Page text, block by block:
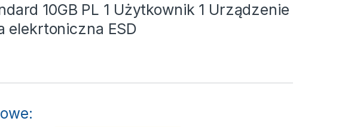
10GB PL 1 Użytkownik 1 Urządzenie
elekrtoniczna ESD